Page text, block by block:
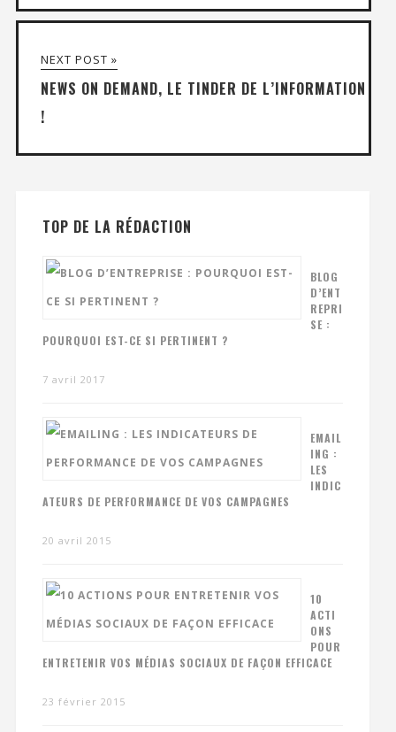
NEXT POST »
NEWS ON DEMAND, LE TINDER DE L’INFORMATION
!
TOP DE LA RÉDACTION
BLOG
D’ENT
REPRI
SE :
POURQUOI EST-CE SI PERTINENT ?
7 avril 2017
EMAIL
ING :
LES
INDIC
ATEURS DE PERFORMANCE DE VOS CAMPAGNES
20 avril 2015
10
ACTI
ONS
POUR
ENTRETENIR VOS MÉDIAS SOCIAUX DE FAÇON EFFICACE
23 février 2015